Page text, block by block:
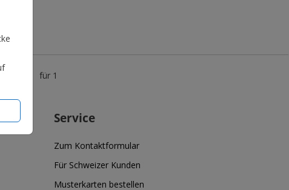
€ für 1
Service
Zum Kontaktformular
Für Schweizer Kunden
Musterkarten bestellen